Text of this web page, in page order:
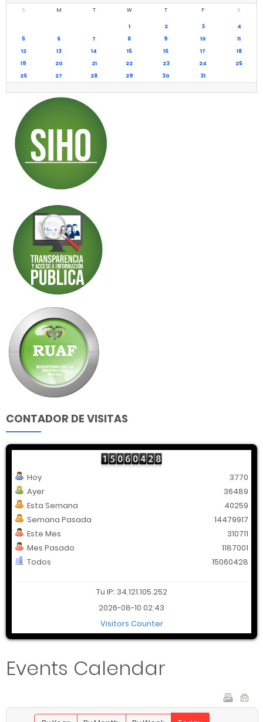
S M T W T F S
1 2 3
4
5
6 7 8 9 10
11
12
13 14 15 16 17
18
19
20 21 22 23 24
25
26
27 28 29 30 31
CONTADOR DE VISITAS
Hoy
Ayer
Esta Semana
Semana Pasada
Este Mes
Mes Pasado
Todos
3770
36489
40259
14479917
310711
1187001
15060428
Tu IP: 34.121.105.252
2026-08-10 02:43
Visitors Counter
Events Calendar